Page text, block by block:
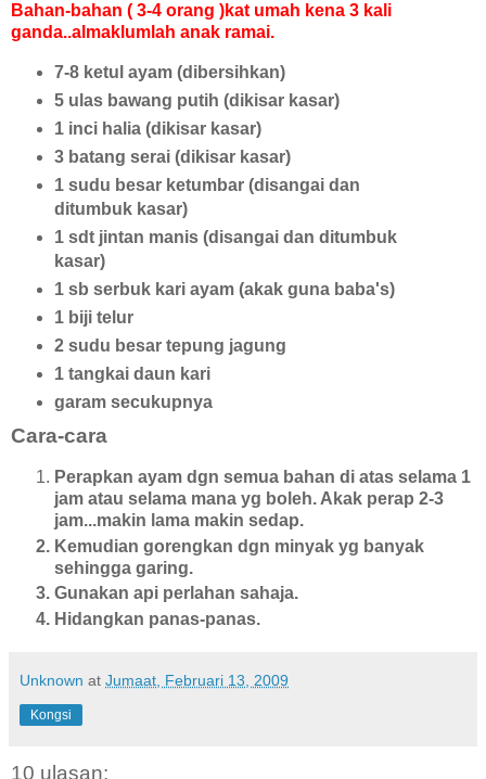
Bahan-bahan ( 3-4 orang )kat umah kena 3 kali
ganda..almaklumlah anak ramai.
7-8 ketul ayam (dibersihkan)
5 ulas bawang putih (dikisar kasar)
1 inci halia (dikisar kasar)
3 batang serai (dikisar kasar)
1 sudu besar ketumbar (disangai dan
ditumbuk kasar)
1 sdt jintan manis (disangai dan ditumbuk
kasar)
1 sb serbuk kari ayam (akak guna baba's)
1 biji telur
2 sudu besar tepung jagung
1 tangkai daun kari
garam secukupnya
Cara-cara
Perapkan ayam dgn semua bahan di atas selama 1
jam atau selama mana yg boleh. Akak perap 2-3
jam...makin lama makin sedap.
Kemudian gorengkan dgn minyak yg banyak
sehingga garing.
Gunakan api perlahan sahaja.
Hidangkan panas-panas.
Unknown at Jumaat, Februari 13, 2009
Kongsi
10 ulasan: